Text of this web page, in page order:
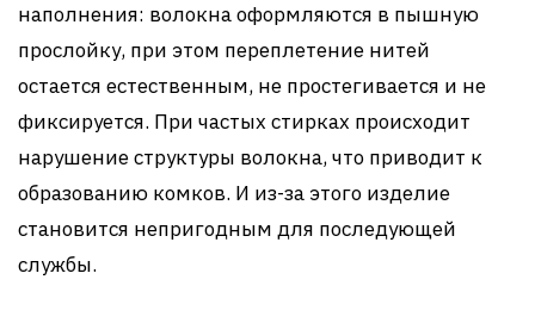
наполнения: волокна оформляются в пышную
прослойку, при этом переплетение нитей
остается естественным, не простегивается и не
фиксируется. При частых стирках происходит
нарушение структуры волокна, что приводит к
образованию комков. И из-за этого изделие
становится непригодным для последующей
службы.